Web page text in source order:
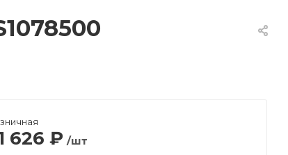
626 ₽ /шт